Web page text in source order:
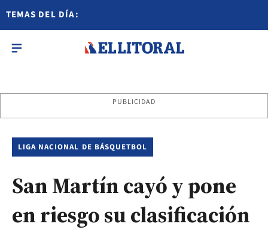
TEMAS DEL DÍA:
PUBLICIDAD
LIGA NACIONAL DE BÁSQUETBOL
San Martín cayó y pone
en riesgo su clasificación